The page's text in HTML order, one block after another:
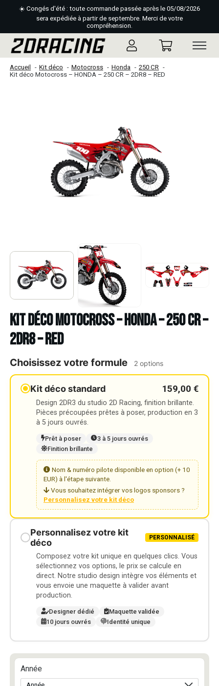
☀️ Congés d'été : toute commande passée après le 05/08/2026
sera expédiée à partir de septembre. Merci de votre
compréhension.
Accueil Kit déco Motocross Honda
250 CR
Kit déco Motocross – HONDA – 250 CR – 2DR8 – RED
Kit déco Motocross – HONDA – 250 CR –
2DR8 – RED
Choisissez votre formule 2 options
Kit déco standard 159,00 €
Design 2DR3 du studio 2D Racing, finition brillante.
Pièces précoupées prêtes à poser, production en 3
à 5 jours ouvrés.
Prêt à poser
3 à 5 jours ouvrés
Finition brillante
Nom & numéro pilote disponible en option (+ 10
EUR) à l'étape suivante.
Vous souhaitez intégrer vos logos sponsors ?
Personnalisez votre kit déco
Personnalisez votre kit
déco
PERSONNALISÉ
Composez votre kit unique en quelques clics. Vous
sélectionnez vos options, le prix se calcule en
direct. Notre studio design intègre vos éléments et
vous envoie une maquette à valider avant
production.
Designer dédié
Maquette validée
10 jours ouvrés
Identité unique
Année